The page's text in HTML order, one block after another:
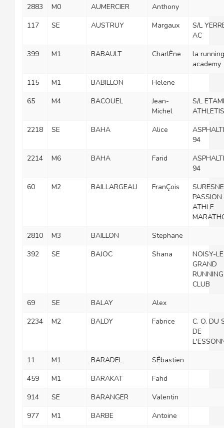
2883 M0 AUMERCIER
Anthony
117
SE AUSTRUY Margaux
S/L
AC
399
M1 BABAULT CharlÈne
la running
academy
115
M1 BABILLON
Helene
65
M4 BACOUEL
Jean-
Michel
S/L
2218
SE BAHA Alice
94
2214
M6 BAHA Farid
94
60
M2 BAILLARGEAU FranÇois
PASSION
ATHLE
2810
M3 BAILLON
Stephane
392
SE BAJOC Shana
NOISY-
GRAND
RUNNING
CLUB
69
SE BALAY
Alex
2234
M2 BALDY Fabrice
C. O. DU
DE
11
M1 BARADEL
SÉbastien
459
M1 BARAKAT
Fahd
914
SE BARANGER
Valentin
977
M1 BARBE
Antoine